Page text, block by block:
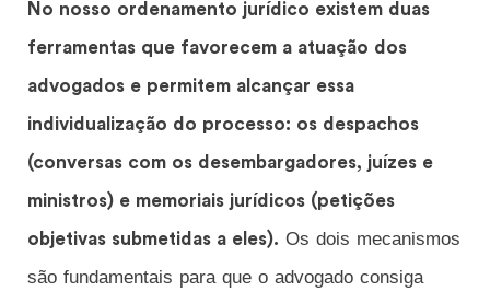
No nosso ordenamento jurídico existem duas
ferramentas que favorecem a atuação dos
advogados e permitem alcançar essa
individualização do processo: os despachos
(conversas com os desembargadores, juízes e
ministros) e memoriais jurídicos (petições
objetivas submetidas a eles). Os dois mecanismos
são fundamentais para que o advogado consiga